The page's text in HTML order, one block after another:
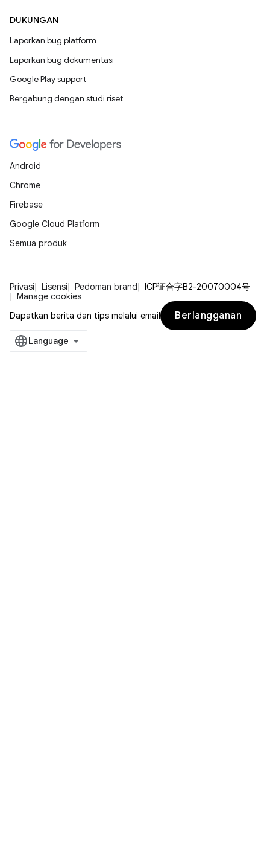
DUKUNGAN
Laporkan bug platform
Laporkan bug dokumentasi
Google Play support
Bergabung dengan studi riset
Android
Chrome
Firebase
Google Cloud Platform
Semua produk
Privasi Lisensi Pedoman brand
ICP证合字B2-20070004号
Manage cookies
Dapatkan berita dan tips melalui email
Berlangganan